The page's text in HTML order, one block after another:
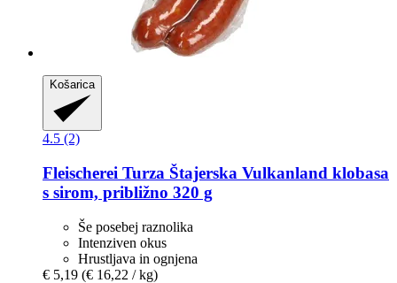
Košarica
4.5 (2)
Fleischerei Turza Štajerska Vulkanland klobasa
s sirom, približno 320 g
Še posebej raznolika
Intenziven okus
Hrustljava in ognjena
€ 5,19 (€ 16,22 / kg)